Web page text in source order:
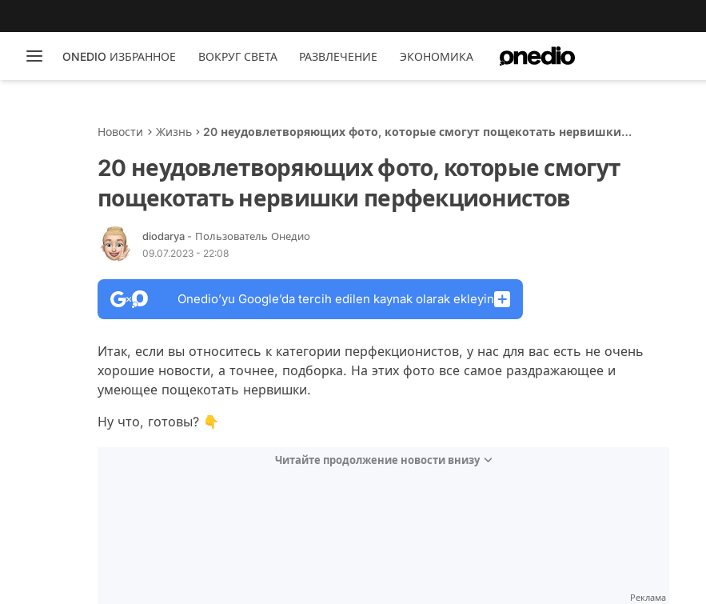
ONEDIO ИЗБРАННОЕ ВОКРУГ СВЕТА РАЗВЛЕЧЕНИЕ ЭКОНОМИКА
Новости Жизнь
20 неудовлетворяющих фото, которые смогут пощекотать нервишки
20 неудовлетворяющих фото, которые смогут
пощекотать нервишки перфекционистов
diodarya - Пользователь Онедио
09.07.2023 - 22:08
Onedio’yu Google’da tercih edilen kaynak olarak ekleyin
Итак, если вы относитесь к категории перфекционистов, у нас для вас есть не очень
хорошие новости, а точнее, подборка. На этих фото все самое раздражающее и
умеющее пощекотать нервишки.
Ну что, готовы? 👇
Читайте продолжение новости внизу
Реклама